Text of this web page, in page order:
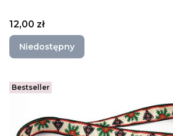
Cena
12,00 zł
Niedostępny
Bestseller